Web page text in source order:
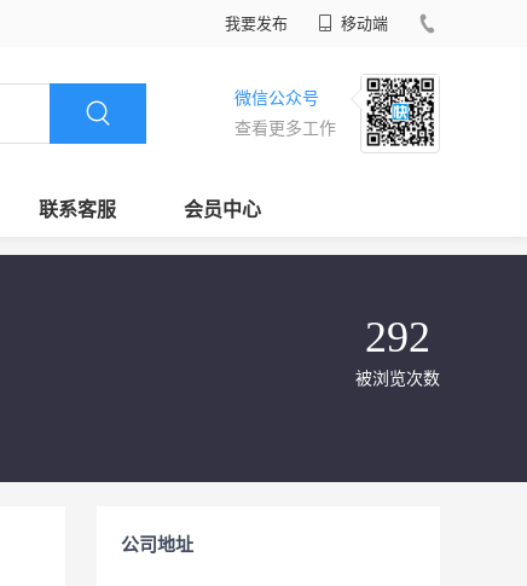
我要发布 移动端
微信公众号
查看更多工作
联系客服 会员中心
292
被浏览次数
公司地址